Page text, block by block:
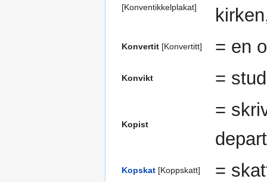
[Konventikkelplakat]
Konvertit [Konvertitt] = en
Konvikt =
Kopist
=
Kopskat [Koppskatt] =